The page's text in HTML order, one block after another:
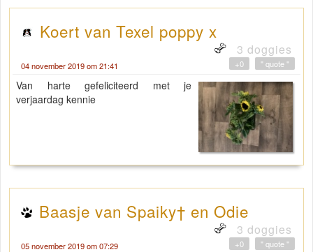
Koert van Texel poppy x
3 doggies
04 november 2019 om 21:41 " quote "
+0
Van harte gefeliciteerd met je
verjaardag kennie
Baasje van Spaiky† en Odie
3 doggies
05 november 2019 om 07:29 " quote "
+0